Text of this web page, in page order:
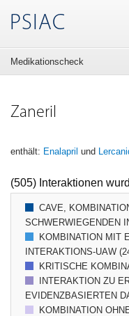
PSIAC
Medikationscheck
Zaneril
enthält: Enalapril und
(505) Interaktionen
CAVE,
SCHWERWIEGENDEN
KOMBINATION MIT
INTERAKTIONS-UAW
KRITISCHE
INTERAKTION ZU
EVIDENZBASIERTEN
KOMBINATION